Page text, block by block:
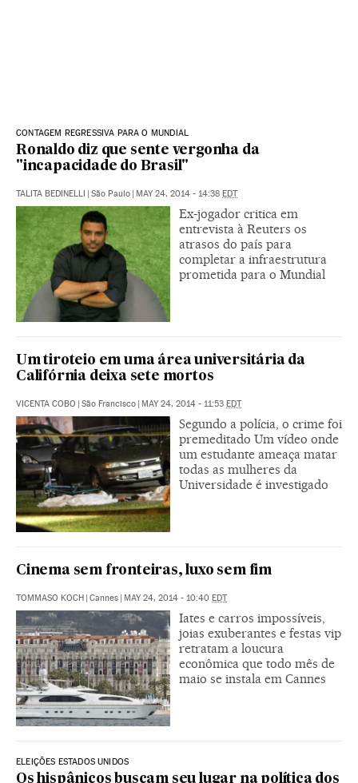
CONTAGEM REGRESSIVA PARA O MUNDIAL
Ronaldo diz que sente vergonha da
"incapacidade do Brasil"
TALITA BEDINELLI | São Paulo | MAY 24, 2014 - 14:38 EDT
Ex-jogador critica em
entrevista à Reuters os
atrasos do país para
completar a infraestrutura
prometida para o Mundial
Um tiroteio em uma área universitária da
Califórnia deixa sete mortos
VICENTA COBO | São Francisco | MAY 24, 2014 - 11:53 EDT
Segundo a polícia, o crime foi
premeditado Um vídeo onde
um estudante ameaça matar
todas as mulheres da
Universidade é investigado
Cinema sem fronteiras, luxo sem fim
TOMMASO KOCH | Cannes | MAY 24, 2014 - 10:40 EDT
Iates e carros impossíveis,
joias exuberantes e festas vip
retratam a loucura
econômica que todo mês de
maio se instala em Cannes
ELEIÇÕES ESTADOS UNIDOS
Os hispânicos buscam seu lugar na política dos